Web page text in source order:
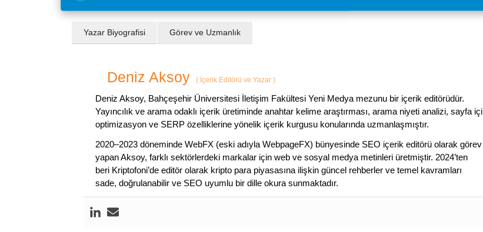
Yazar Biyografisi Görev ve Uzmanlık
Deniz Aksoy ( İçerik Editörü ve Yazar )
Deniz Aksoy, Bahçeşehir Üniversitesi İletişim Fakültesi Yeni Medya mezunu bir içerik editörüdür.
Yayıncılık ve arama odaklı içerik üretiminde anahtar kelime araştırması, arama niyeti analizi, sayfa içi
optimizasyon ve SERP özelliklerine yönelik içerik kurgusu konularında uzmanlaşmıştır.
2020–2023 döneminde WebFX (eski adıyla WebpageFX) bünyesinde SEO içerik editörü olarak görev
yapan Aksoy, farklı sektörlerdeki markalar için web ve sosyal medya metinleri üretmiştir. 2024’ten
beri Kriptofoni’de editör olarak kripto para piyasasına ilişkin güncel rehberler ve temel kavramları
sade, doğrulanabilir ve SEO uyumlu bir dille okura sunmaktadır.